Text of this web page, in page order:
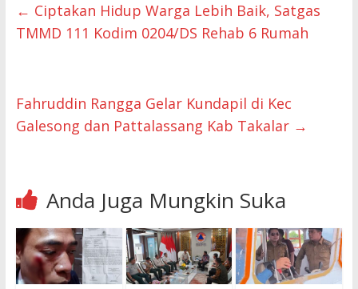
← Ciptakan Hidup Warga Lebih Baik, Satgas
TMMD 111 Kodim 0204/DS Rehab 6 Rumah
Fahruddin Rangga Gelar Kundapil di Kec
Galesong dan Pattalassang Kab Takalar →
Anda Juga Mungkin Suka